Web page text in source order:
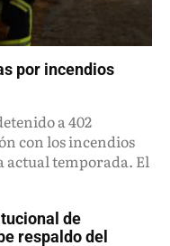
por incendios
a 402
con los incendios
actual temporada. El
de
respaldo del